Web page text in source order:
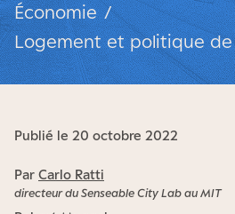
Économie /
Logement et politique de
Publié le 20 octobre 2022
Par Carlo Ratti
directeur du Senseable City Lab au MIT